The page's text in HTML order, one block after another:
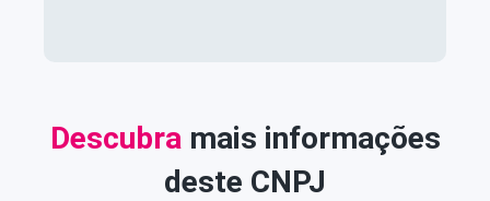
Descubra mais informações
deste CNPJ